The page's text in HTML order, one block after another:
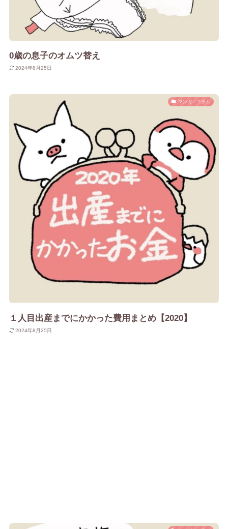
0歳の息子のオムツ替え
2024年8月25日
マンガ・コラム
１人目出産までにかかった費用まとめ【2020】
2024年8月25日